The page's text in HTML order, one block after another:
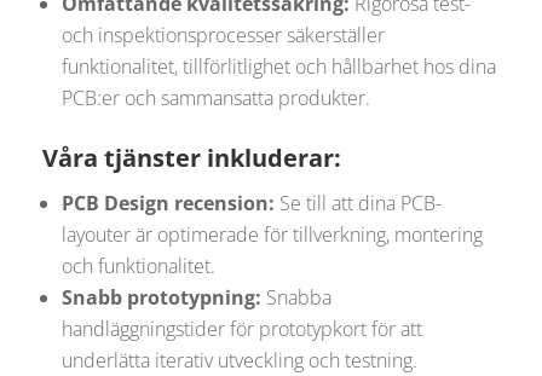
och inspektionsprocesser säkerställer
funktionalitet, tillförlitlighet och hållbarhet hos dina
PCB:er och sammansatta produkter.
Våra tjänster inkluderar:
PCB Design recension: Se till att dina PCB-
layouter är optimerade för tillverkning, montering
och funktionalitet.
Snabb prototypning: Snabba
handläggningstider för prototypkort för att
underlätta iterativ utveckling och testning.